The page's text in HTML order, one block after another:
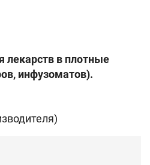
лекарств в плотные
инфузоматов).